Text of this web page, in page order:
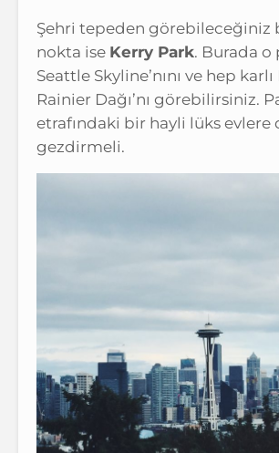
Şehri tepeden görebileceğiniz
nokta ise Kerry Park. Burada
Seattle Skyline’nını ve hep
Rainier Dağı’nı görebilirsiniz.
etrafındaki bir hayli lüks evlere
gezdirmeli.